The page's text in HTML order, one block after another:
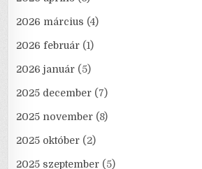
2026 március (4)
2026 február (1)
2026 január (5)
2025 december (7)
2025 november (8)
2025 október (2)
2025 szeptember (5)